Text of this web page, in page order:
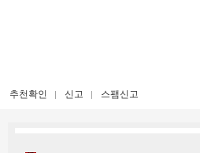
추천확인 신고 스팸신고